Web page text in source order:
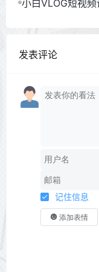
小白VLOG短视
发表评论
记住信息
添加表情